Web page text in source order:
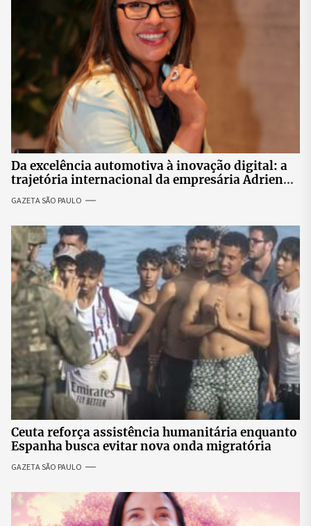
Da excelência automotiva à inovação digital: a
trajetória internacional da empresária Adriene
GAZETA SÃO PAULO
Ceuta reforça assistência humanitária enquanto
Espanha busca evitar nova onda migratória
GAZETA SÃO PAULO